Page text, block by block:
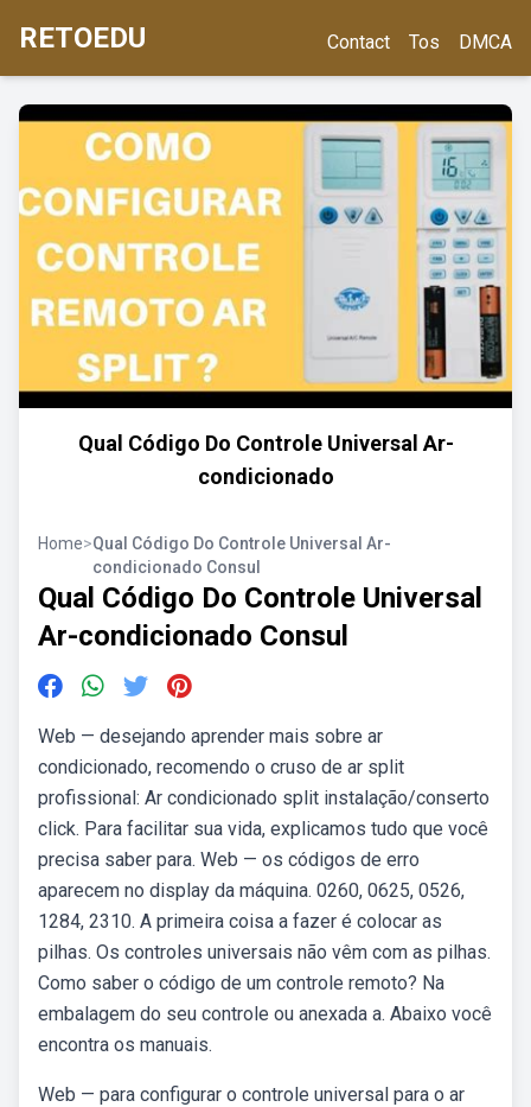
RETOEDU Contact Tos DMCA
Qual Código Do Controle Universal Ar-
condicionado
Home>Qual Código Do Controle Universal Ar-
condicionado Consul
Qual Código Do Controle Universal
Ar-condicionado Consul
Web — desejando aprender mais sobre ar
condicionado, recomendo o cruso de ar split
profissional: Ar condicionado split instalação/conserto
click. Para facilitar sua vida, explicamos tudo que você
precisa saber para. Web — os códigos de erro
aparecem no display da máquina. 0260, 0625, 0526,
1284, 2310. A primeira coisa a fazer é colocar as
pilhas. Os controles universais não vêm com as pilhas.
Como saber o código de um controle remoto? Na
embalagem do seu controle ou anexada a. Abaixo você
encontra os manuais.
Web — para configurar o controle universal para o ar